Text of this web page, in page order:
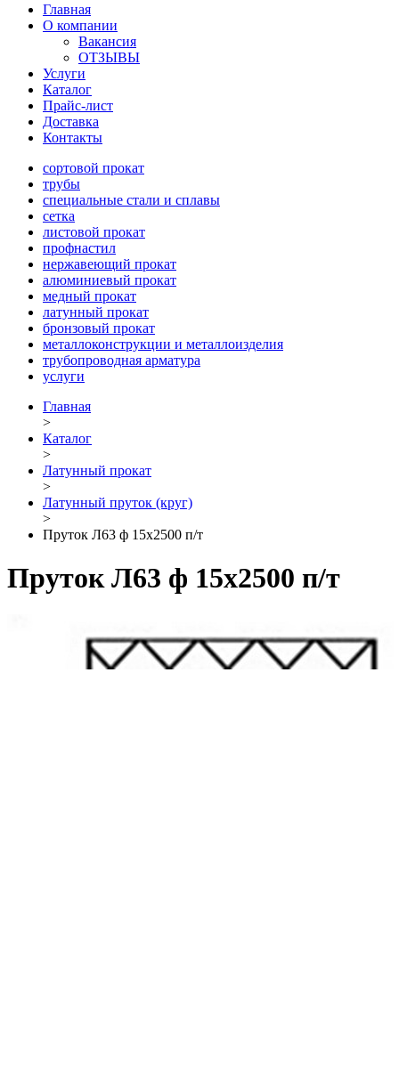
Главная
О компании
Вакансия
ОТЗЫВЫ
Услуги
Каталог
Прайс-лист
Доставка
Контакты
сортовой прокат
трубы
специальные стали и сплавы
сетка
листовой прокат
профнастил
нержавеющий прокат
алюминиевый прокат
медный прокат
латунный прокат
бронзовый прокат
металлоконструкции и металлоизделия
трубопроводная арматура
услуги
Главная
>
Каталог
>
Латунный прокат
>
Латунный пруток (круг)
>
Пруток Л63 ф 15х2500 п/т
Пруток Л63 ф 15х2500 п/т